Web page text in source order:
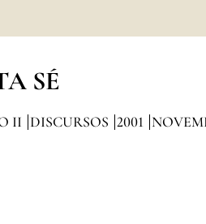
SÉ
II DISCURSOS 2001